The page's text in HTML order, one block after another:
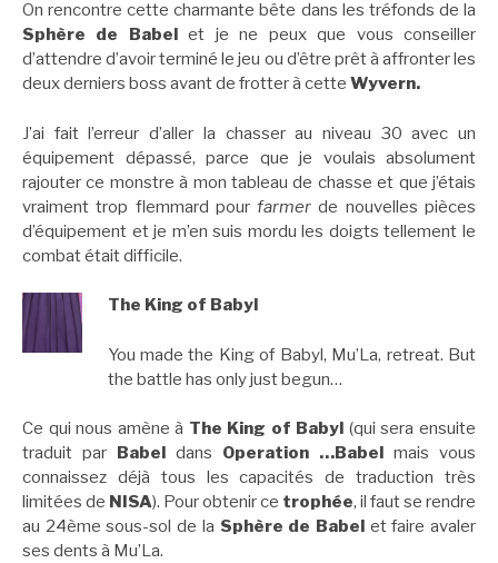
On rencontre cette charmante bête dans les tréfonds de la
Sphère de Babelet je ne peux que vous conseiller
d’attendre d’avoir terminé le jeu ou d’être prêt à affronter les
deux derniers boss avant de frotter à cette Wyvern.
J’ai fait l’erreur d’aller la chasser au niveau 30 avec un
équipement dépassé, parce que je voulais absolument
rajouter ce monstre à mon tableau de chasse et que j’étais
vraiment trop flemmard pour farmer de nouvelles pièces
d’équipement et je m’en suis mordu les doigts tellement le
combat était difficile.
The King of Babyl
You made the King of Babyl, Mu’La, retreat. But
the battle has only just begun…
Ce qui nous amène à The King of Babyl (qui sera ensuite
traduit par Babel dans Operation …Babel mais vous
connaissez déjà tous les capacités de traduction très
limitées de NISA). Pour obtenir ce trophée, il faut se rendre
au 24ème sous-sol de la Sphère de Babelet faire avaler
ses dents à Mu’La.